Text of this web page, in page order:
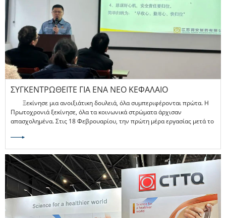
ΣΥΓΚΕΝΤΡΩΘΕΊΤΕ ΓΙΑ ΈΝΑ ΝΈΟ ΚΕΦΆΛΑΙΟ
Ξεκίνησε μια ανοιξιάτικη δουλειά, όλα συμπεριφέρονται πρώτα. Η
Πρωτοχρονιά ξεκίνησε, όλα τα κοινωνικά στρώματα άρχισαν
απασχολημένα. Στις 18 Φεβρουαρίου, την πρώτη μέρα εργασίας μετά το
των εργασιών και της παραγωγής,